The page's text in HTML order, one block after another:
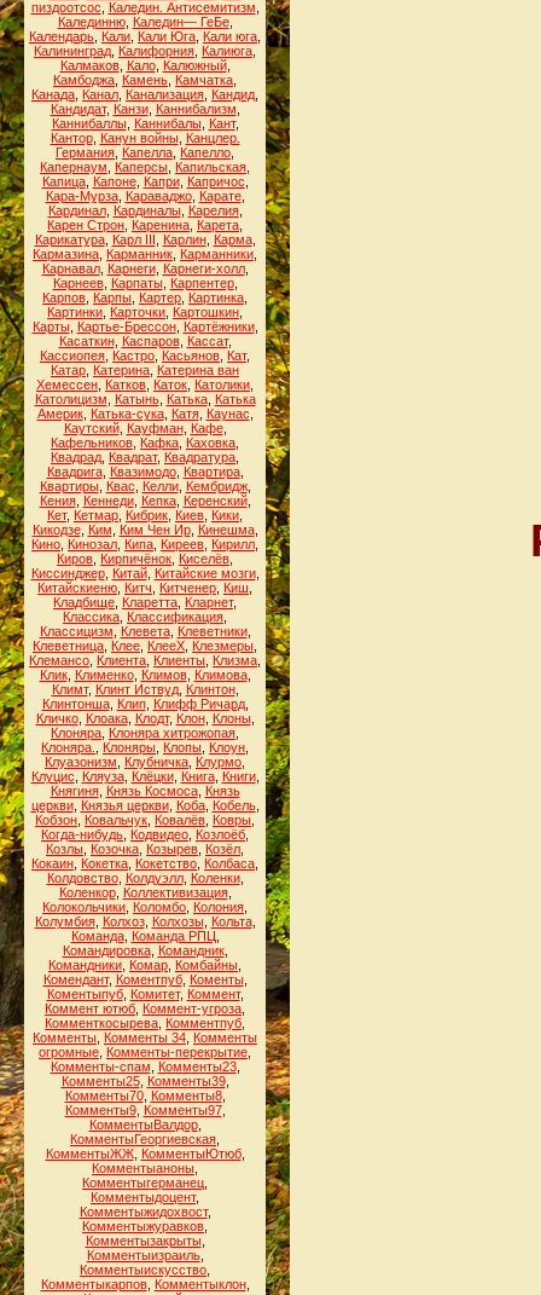
пиздоотсос
Каледин. Антисемитизм
Калединню, Каледин— ГеБе,
Календарь Кали Кали Юга Кали юга
Калининград Калифорния Калиюга
Калмаков, Кало, Калюжный,
Камбоджа Камень Камчатка
Канада Канал Канализация Кандид
Кандидат, Канзи, Каннибализм
Каннибаллы, Каннибалы, Кант,
Кантор, Канун войны, Канцлер.
Германия Капелла Капелло
Капернаум
Каперсы Капильская
Капица, Капоне, Капри, Капричос
Кара-Мурза, Караваджо, Карате,
Кардинал, Кардиналы, Карелия,
Карен Строн Каренина Карета
Карикатура, Карл III Карлин, Карма,
Кармазина Карманник Карманники
Карнавал, Карнеги, Карнеги-холл,
Карнеев, Карпаты, Карпентер,
Карпов Карпы Картер Картинка
Картинки Карточки Картошкин
Карты, Картье-Брессон, Картёжники,
Касаткин, Каспаров, Кассат,
Кассиопея Кастро Касьянов Кат,
Катар Катерина Катерина ван
Хемессен Катков Каток Католики
Католицизм
Катынь, Катька, Катька
Америк, Катька-сука, Катя, Каунас
Каутский, Кауфман, Кафе,
Кафельников Кафка Каховка
Квадрад Квадрат, Квадратура
Квадрига, Квазимодо, Квартира,
Квартиры, Квас Келли, Кембридж,
Кения, Кеннеди, Кепка, Керенский,
Кет, Кетмар Кибрик Киев Кики
Кикодзе, Ким Ким Чен Ир, Кинешма,
Кино Кинозал Кипа Киреев Кирилл
Киров Кирпичёнок Киселёв
Киссинджер, Китай, Китайские мозги,
Китайскиеню Китч Китченер Киш
Кладбище Кларетта Кларнет,
Классика Классификация
Классицизм
Клевета, Клеветники,
Клеветница Клее КлееХ Клезмеры
Клемансо Клиента Клиенты Клизма
Клик, Клименко, Климов, Климова,
Климт, Клинт Иствуд, Клинтон,
Клинтонша, Клип, Клифф Ричард,
Кличко, Клоака, Клодт, Клон, Клоны,
Клоняра Клоняра хитрожопая
Клоняра.
Клоняры Клопы Клоун
Клуазонизм
Клубничка Клурмо
Клуцис
Кляуза, Клёцки, Книга, Книги,
Княгиня, Князь Космоса, Князь
церкви, Князья церкви, Коба, Кобель,
Кобзон Ковальчук Ковалёв Ковры
Когда-нибудь Кодвидео Козлоёб
Козлы Козочка Козырев Козёл
Кокаин Кокетка Кокетство Колбаса
Колдовство, Колдуэлл, Коленки,
Коленкор, Коллективизация,
Колокольчики Коломбо Колония
Колумбия, Колхоз, Колхозы, Кольта,
Команда, Команда РПЦ
Командировка, Командник,
Командники Комар Комбайны
Комендант, Коментпуб, Коменты,
Коментыпуб, Комитет, Коммент,
Коммент ютюб Коммент-угроза
Комменткосырева Комментпуб
Комменты Комменты 34 Комменты
огромные Комменты-перекрытие
Комменты-спам
Комменты23,
Комменты25, Комменты39,
Комменты70, Комменты8,
Комменты9, Комменты97,
КомментыВалдор,
КомментыГеоргиевская
КомментыЖЖ, КомментыЮтюб,
Комментыаноны
Комментыгерманец
Комментыдоцент,
Комментыжидохвост,
Комментыжуравков
Комментызакрыты,
Комментыизраиль,
Комментыискусство
Комментыкарпов, Комментыклон,